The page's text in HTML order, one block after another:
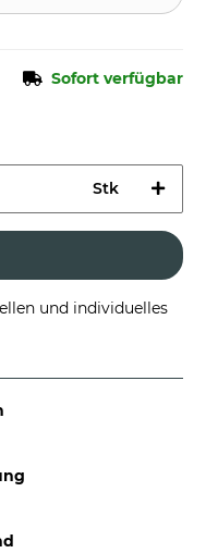
Sofort verfügbar
Stk
und individuelles